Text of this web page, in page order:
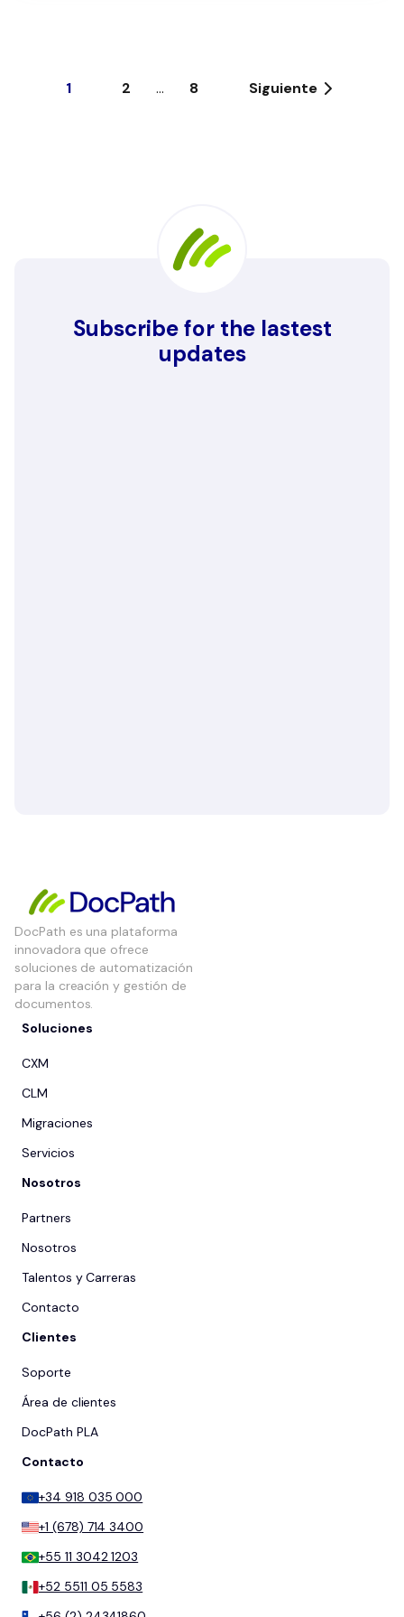
1 2 ... 8 Siguiente
Subscribe for the lastest
updates
DocPath es una plataforma
innovadora que ofrece
soluciones de automatización
para la creación y gestión de
documentos.
Soluciones
CXM
CLM
Migraciones
Servicios
Nosotros
Partners
Nosotros
Talentos y Carreras
Contacto
Clientes
Soporte
Área de clientes
DocPath PLA
Contacto
+34 918 035 000
+1 (678) 714 3400
+55 11 3042 1203
+52 5511 05 5583